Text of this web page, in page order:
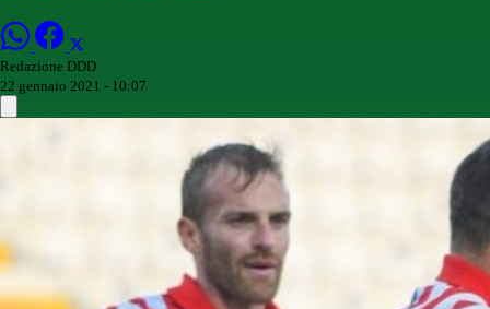
Redazione DDD
22 gennaio 2021 - 10:07